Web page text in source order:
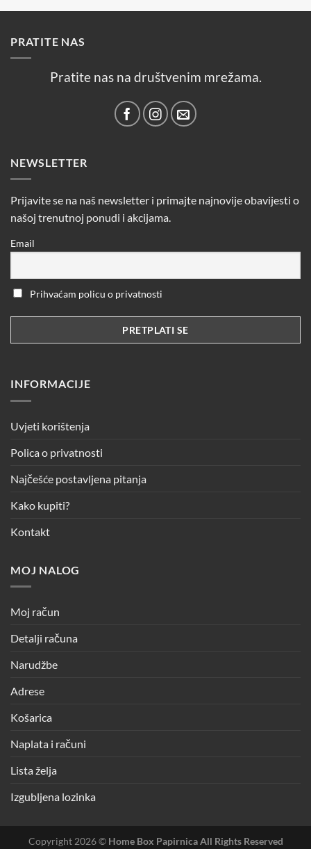
PRATITE NAS
Pratite nas na društvenim mrežama.
NEWSLETTER
Prijavite se na naš newsletter i primajte najnovije obavijesti o
našoj trenutnoj ponudi i akcijama.
Email
Prihvaćam policu o privatnosti
INFORMACIJE
Uvjeti korištenja
Polica o privatnosti
Najčešće postavljena pitanja
Kako kupiti?
Kontakt
MOJ NALOG
Moj račun
Detalji računa
Narudžbe
Adrese
Košarica
Naplata i računi
Lista želja
Izgubljena lozinka
Copyright 2026 © Home Box Papirnica All Rights Reserved